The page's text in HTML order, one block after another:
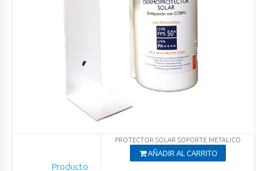
PROTECTOR SOLAR SOPORTE METALICO
AÑADIR AL CARRITO
Producto